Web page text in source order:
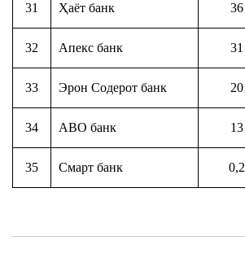
31 Ҳаёт банк 36
32 Апекс банк 31
33 Эрон Содерот банк 20
34 АВО банк 13
35 Смарт банк 0,2